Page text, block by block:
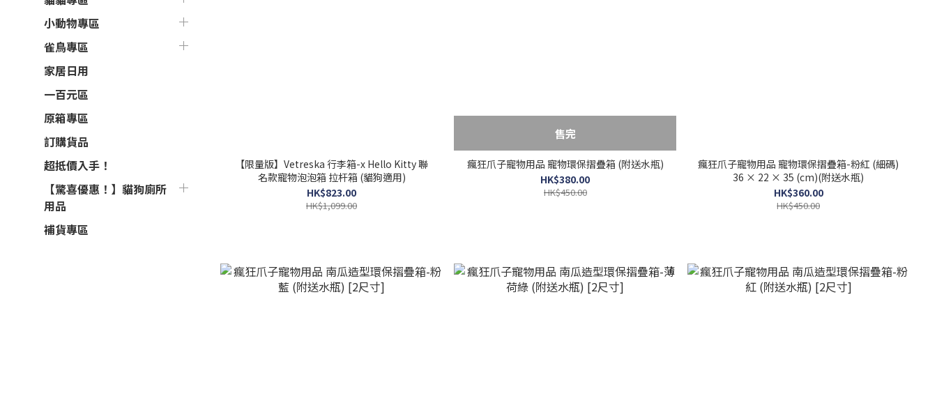
小動物專區
雀鳥專區
家居日用
一百元區
原箱專區
訂購貨品
超抵價入手！
【驚喜優惠！】貓狗廁所
用品
補貨專區
【限量版】Vetreska 行李箱-x Hello Kitty 聯
名款寵物泡泡箱 拉杆箱 (貓狗適用)
HK$823.00
HK$1,099.00
售完
瘋狂爪子寵物用品 寵物環保摺疊箱 (附送水瓶)
HK$380.00
HK$450.00
瘋狂爪子寵物用品 寵物環保摺疊箱-粉紅 (細碼)
36 × 22 × 35 (cm)(附送水瓶)
HK$360.00
HK$450.00